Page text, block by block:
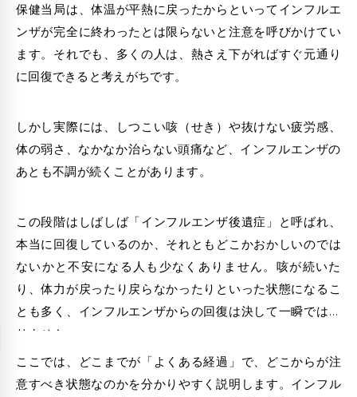
保健当局は、体温が平熱に戻ったからといってインフルエ
ンザが完全に終わったとは限らないと注意を呼びかけてい
ます。それでも、多くの人は、熱さえ下がればすぐ元通り
に回復できると考えがちです。
しかし実際には、しつこい咳（せき）や抜けない疲労感、
体の弱さ、なかなか治らない頭痛など、 インフルエンザの
あとも不調が続くことがあります。
この段階はしばしば「インフルエンザ後遺症」と呼ばれ、
本当に回復しているのか、それともどこかおかしいのでは
ないかと不安になる人も少なくありません。咳が続いた
り、体力が戻ったり戻らなかったりといった状態になるこ
とも多く、インフルエンザからの回復は決して一瞬ではあ
りません。
ここでは、どこまでが「よくある経過」で、どこからが注
意すべき状態なのかを分かりやすく説明します。インフル